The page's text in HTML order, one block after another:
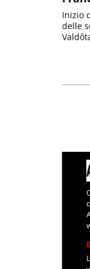
Inizio
delle